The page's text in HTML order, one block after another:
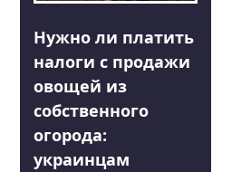
Нужно ли платить
налоги с продажи
овощей из
собственного
огорода:
украинцам